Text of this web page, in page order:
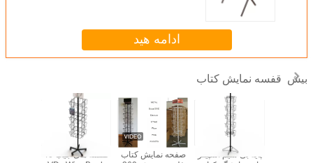
ادامه هید
بیش قفسه نمایش کتاب
قفسه های جیب 40
صفحه نمایش کتاب
پایه بی سیم اسپینر